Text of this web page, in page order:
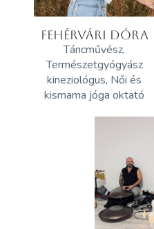
FEHÉRVÁRI DÓRA
Táncművész,
Természetgyógyász
kineziológus, Női és
kismama jóga oktató